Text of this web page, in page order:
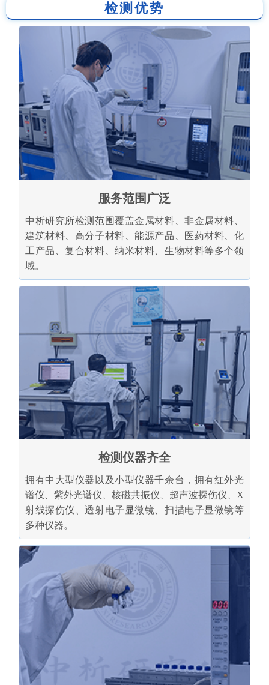
检测优势
服务范围广泛
中析研究所检测范围覆盖金属材料、非金属材料、
建筑材料、高分子材料、能源产品、医药材料、化
工产品、复合材料、纳米材料、生物材料等多个领
域。
检测仪器齐全
拥有中大型仪器以及小型仪器千余台，拥有红外光
谱仪、紫外光谱仪、核磁共振仪、超声波探伤仪、X
射线探伤仪、透射电子显微镜、扫描电子显微镜等
多种仪器。